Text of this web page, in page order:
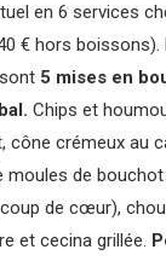
en 6 services
€ hors
5 mises en
Chips et
cône crémeux au
moules de
de cœur),
et cecina grillée.